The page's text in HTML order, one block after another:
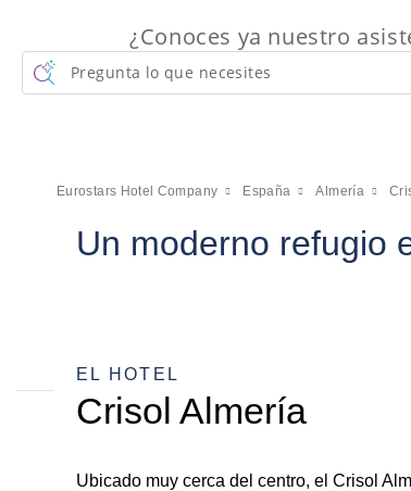
¿Conoces ya nuestro
Pregunta lo que necesites
Eurostars Hotel Company España Almería
Un moderno refugio
EL HOTEL
Crisol Almería
Ubicado muy cerca del centro, el Crisol